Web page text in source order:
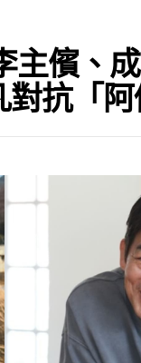
主儐、
抗「阿